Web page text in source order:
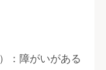
：障がいがある